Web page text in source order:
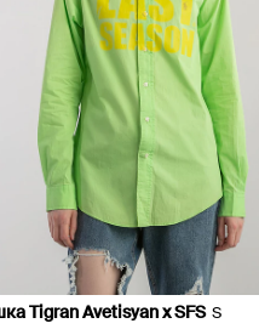
Tigran Avetisyan x SFS S